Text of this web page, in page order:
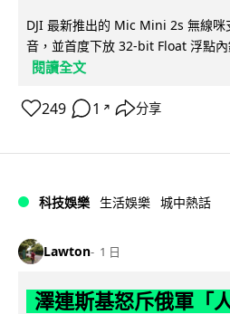
DJI 最新推出的 Mic Mini 2s 無線咪
音，並首度下放 32-bit Float 浮點
閱讀全文
249 1 ↗ 分享
科技娛樂 生活娛樂 城中熱話
Lawton 1 日
澤連斯基怒斥俄軍「